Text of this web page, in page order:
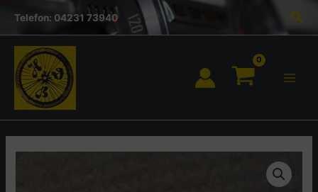
springen
Inhalt
Telefon: 04231 73940